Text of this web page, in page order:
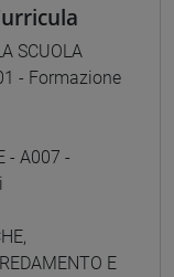
SCUOLA
- Formazione
- A007 -
E